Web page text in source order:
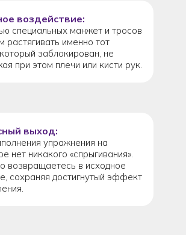
воздействие:
специальных манжет и тросов
именно тот
заблокирован, не
при этом плечи или кисти рук.
выход:
упражнения на
нет никакого «спрыгивания».
возвращаетесь в исходное
сохраняя достигнутый эффект